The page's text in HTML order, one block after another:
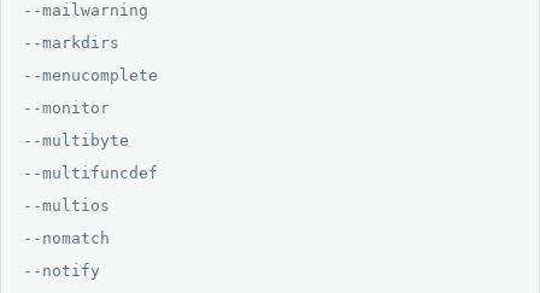
--mailwarning
--markdirs
--menucomplete
--monitor
--multibyte
--multifuncdef
--multios
--nomatch
--notify